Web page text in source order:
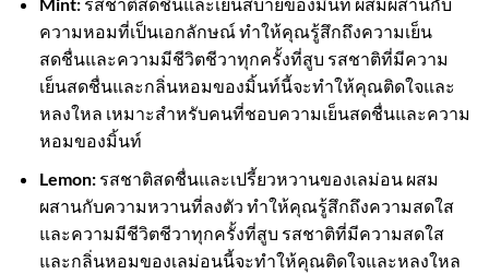
Mint:รสชาติสดชื่นและเย็นสบายของมิ้นท์ ผสมผสานกับ
ความหอมที่เป็นเอกลักษณ์ ทำให้คุณรู้สึกถึงความเย็น
สดชื่นและความมีชีวิตชีวาทุกครั้งที่สูบ รสชาติที่มีความ
เย็นสดชื่นและกลิ่นหอมของมิ้นท์นี้จะทำให้คุณติดใจและ
หลงใหล เหมาะสำหรับคนที่ชอบความเย็นสดชื่นและความ
หอมของมิ้นท์
Lemon:รสชาติสดชื่นและเปรี้ยวหวานของเลม่อน ผสม
ผสานกับความหวานที่ลงตัว ทำให้คุณรู้สึกถึงความสดใส
และความมีชีวิตชีวาทุกครั้งที่สูบ รสชาติที่มีความสดใส
และกลิ่นหอมของเลม่อนนี้จะทำให้คุณติดใจและหลงใหล